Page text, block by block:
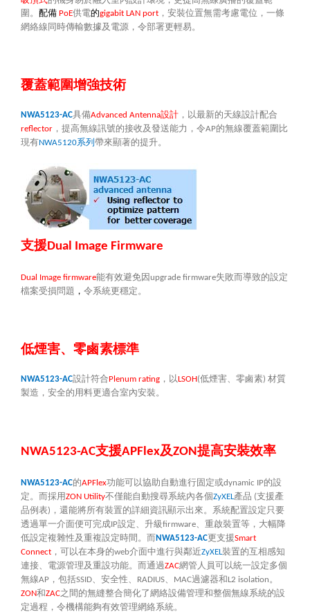
圍。 配備 PoE供電的gigabit LAN port ，安裝位置無需考慮電位，一條
網絡線同時傳輸數據及電源，令部署更輕易。
覆蓋範圍增強技術
NWA5123-AC具備Advanced Antenna設計 ，以最新的天線設計配合
reflector ，提高無線訊號的接收及發送能力，令AP的無線覆蓋範圍比
現有NWA5120系列帶來顯著的提升。
支援Dual Image Firmware
Dual Image firmware能有效避免因upgrade firmware失敗而導致的設定
檔案受損問題 ， 令系統更穩定。
低煙害、零鹵素標準
NWA5123-AC設計符合 Plenum rating ，以 LSOH (低煙害、零鹵素) 材質
製造，安全的用料更適合室內安裝。
NWA5123-AC支援APFlex及ZON提高安裝效率
NWA5123-AC的APFlex功能可以協助自動進行固定或dynamic IP的設
定。而採用ZON Utility不僅能自動搜尋系統內各個ZyXEL產品 (支援產
品例表) ，還能將所有裝置的詳細資訊顯示出來。系統配置設定只要
透過單一介面便可完成 IP設定、升級firmware、重啟裝置等，大幅降
低設定複雜性及重複設定時間。而NWA5123-AC更支援Smart
Connect ，可以在本身的web介面中進行與鄰近ZyXEL裝置的互相感知
連接、電源管理及重設功能。而通過ZAC網管人員可以統一設定多個
無線AP ，包括SSID、安全性、 RADIUS、 MAC過濾器和 L2 isolation。
ZON和ZAC之間的無縫整合簡化了網絡設備管理和整個無線系統的設
定過程，令機構能夠有效管理網絡系統。